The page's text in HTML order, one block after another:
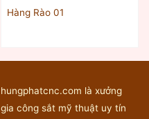
Hàng Rào 01
hungphatcnc.com là xưởng
gia công sắt mỹ thuật uy tín